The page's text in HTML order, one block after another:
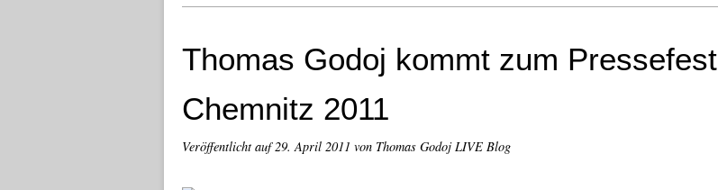
Thomas Godoj kommt zum Pressefest
Chemnitz 2011
Veröffentlicht auf29. April 2011 von Thomas Godoj LIVE Blog